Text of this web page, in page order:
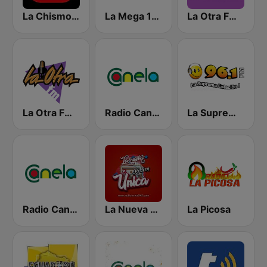
La Chismosa 104.1 La Mega 103.3 FM La Otra FM - Guayaquil
La Otra FM - Quito Radio Canela Azuay La Suprema Estacion 96.1 FM
Radio Canela Guayas La Nueva Unica 94.5 FM La Picosa